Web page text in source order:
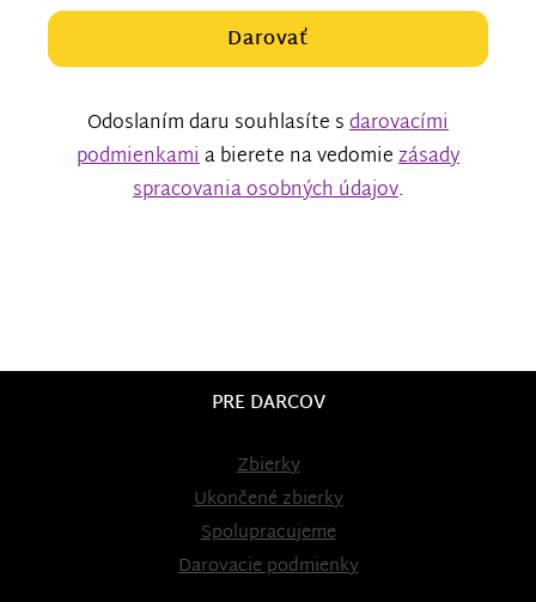
Darovať
Odoslaním daru souhlasíte sdarovacími
podmienkamia bierete na vedomiezásady
spracovania osobných údajov.
PRE DARCOV
Zbierky
Ukončené zbierky
Spolupracujeme
Darovacie podmienky